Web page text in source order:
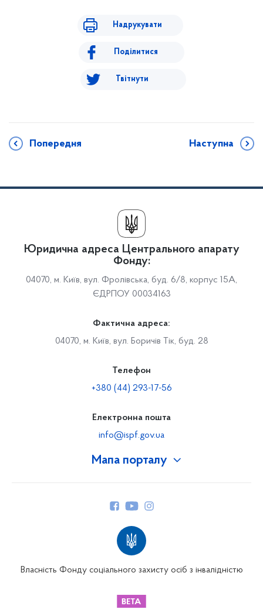
Надрукувати
Поділитися
Твітнути
Попередня Наступна
Мапа порталу
Юридична адреса Центрального апарату
Фонду:
04070, м. Київ, вул. Фролівська, буд. 6/8, корпус 15А,
ЄДРПОУ 00034163
Фактична адреса:
04070, м. Київ, вул. Боричів Тік, буд. 28
Телефон
+380 (44) 293-17-56
Електронна пошта
info@ispf.gov.ua
Власність Фонду соціального захисту осіб з інвалідністю